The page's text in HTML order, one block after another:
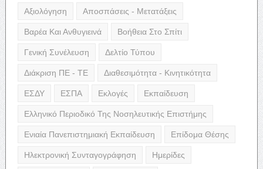
Αξιολόγηση Αποσπάσεις - Μετατάξεις
Βαρέα Και Ανθυγιεινά Βοήθεια Στο Σπίτι
Γενική Συνέλευση Δελτίο Τύπου
Διάκριση ΠΕ - ΤΕ Διαθεσιμότητα - Κινητικότητα
ΕΣΔΥ ΕΣΠΑ Εκλογές Εκπαίδευση
Ελληνικό Περιοδικό Της Νοσηλευτικής Επιστήμης
Ενιαία Πανεπιστημιακή Εκπαίδευση Επίδομα Θέσης
Ηλεκτρονική Συνταγογράφηση Ημερίδες